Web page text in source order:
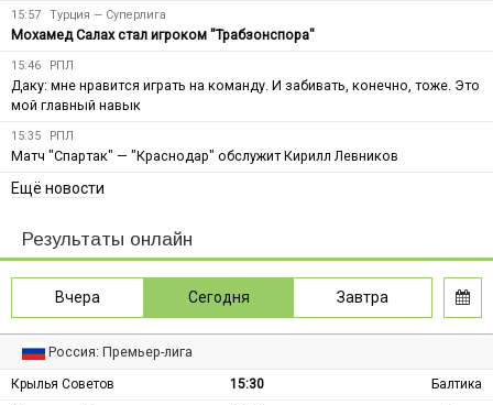
15:57 Турция — Суперлига
Мохамед Салах стал игроком "Трабзонспора"
15:46 РПЛ
Даку: мне нравится играть на команду. И забивать, конечно, тоже. Это
мой главный навык
15:35 РПЛ
Матч "Спартак" — "Краснодар" обслужит Кирилл Левников
Ещё новости
Результаты онлайн
Вчера Сегодня Завтра
Россия: Премьер-лига
Крылья Советов 15:30
Балтика